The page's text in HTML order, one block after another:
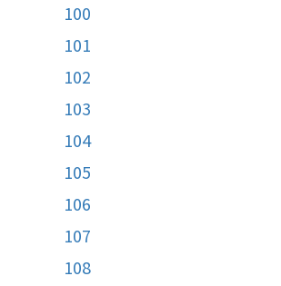
100
101
102
103
104
105
106
107
108